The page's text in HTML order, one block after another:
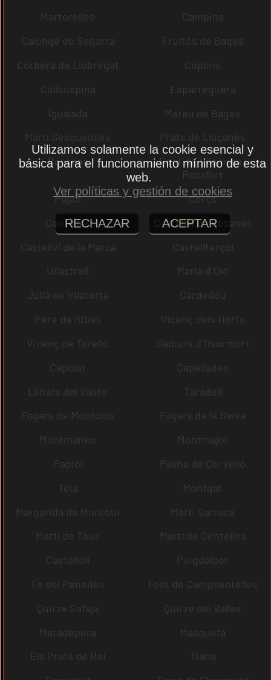
Martorelles
Campins
Calonge de Segarra
Fruitós de Bages
Corbera de Llobregat
Copons
Collsuspina
Esparreguera
Igualada
Mateu de Bages
Martí Sesgueioles
Prats de Lluçanès
Pontons
Pont de Vilomara i
Rocafort
Pujalt
Cercs
Centelles
Castellví de Rosanes
Castellví de la Marca
Castellterçol
Ullastrell
Maria d´Oló
Julià de Vilatorta
Cardedeu
Pere de Ribes
Vicenç dels Horts
Vicenç de Torelló
Sadurní d´Osormort
Capolat
Capellades
Llinars del Vallès
Taradell
Fogars de Montclús
Fogars de la Selva
Montmaneu
Montmajor
Papiol
Palma de Cervelló
Teià
Montgat
Margarida de Montbui
Martí Sarroca
Martí de Tous
Martí de Centelles
Castellolí
Puigdàlber
Fe del Penedès
Fost de Campsentelles
Quirze Safaja
Quirze del Vallès
Matadepera
Masquefa
Els Prats de Rei
Tiana
Utilizamos solamente la cookie esencial y
básica para el funcionamiento mínimo de esta
web.
Ver políticas y gestión de cookies
RECHAZAR ACEPTAR